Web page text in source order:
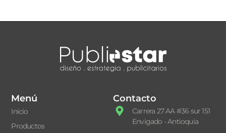
Menú
Inicio
Productos
Contacto
Carrera 27 AA #36 sur 151
Envigado - Antioquia